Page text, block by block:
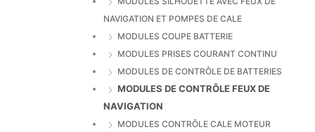
NAVIGATION ET POMPES DE CALE
MODULES COUPE BATTERIE
MODULES PRISES COURANT CONTINU
MODULES DE CONTRÔLE DE BATTERIES
MODULES DE CONTRÔLE FEUX DE
NAVIGATION
MODULES CONTRÔLE CALE MOTEUR